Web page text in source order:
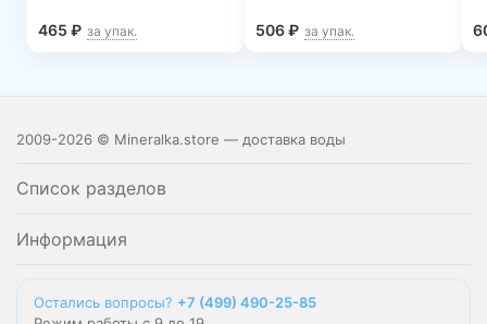
465 ₽ за упак. 506₽ за упак.
2009-2026 © Mineralka.store — доставка воды
Список разделов
Информация
Остались вопросы? +7 (499) 490-25-85